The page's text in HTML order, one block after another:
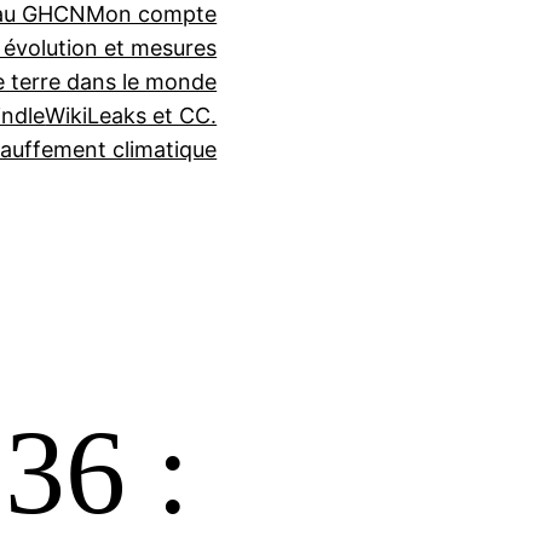
GHCNMon compte
et mesures
terre dans le monde
WikiLeaks et CC.
climatique
: